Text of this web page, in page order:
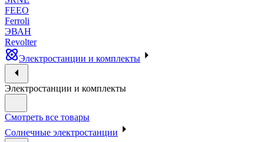
FEEO
Ferroli
ЭВАН
Revolter
Электростанции и комплекты
Электростанции и комплекты
Смотреть все товары
Солнечные электростанции